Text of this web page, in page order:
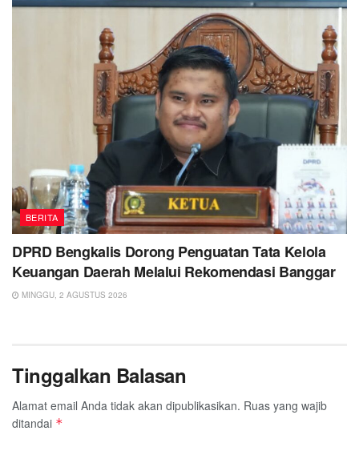
BERITA
DPRD Bengkalis Dorong Penguatan Tata Kelola
Keuangan Daerah Melalui Rekomendasi Banggar
MINGGU, 2 AGUSTUS 2026
Tinggalkan Balasan
Alamat email Anda tidak akan dipublikasikan. Ruas yang wajib
ditandai *